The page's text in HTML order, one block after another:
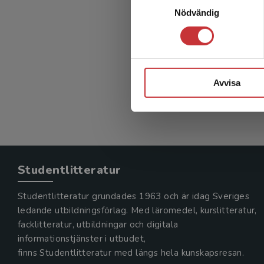
Nödvändig
Avvisa
(red.)
Exkl.
Studentlitteratur
Studentlitteratur grundades 1963 och är idag Sveriges
ledande utbildningsförlag. Med läromedel, kurslitteratur,
facklitteratur, utbildningar och digitala
informationstjänster i utbudet,
finns Studentlitteratur med längs hela kunskapsresan.